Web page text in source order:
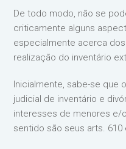
De todo modo, não se
criticamente alguns
especialmente acerca
realização do inventário
Inicialmente, sabe-se que
judicial de inventário e
interesses de menores e/
sentido são seus arts. 610